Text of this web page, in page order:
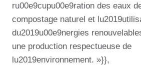
ru00e9cupu00e9ration des eaux
compostage naturel et
du2019u00e9nergies
une production respectueuse de
lu2019environnement. »}},